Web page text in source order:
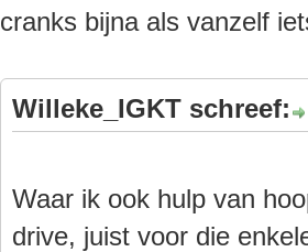
cranks bijna als vanzelf
Willeke_IGKT schreef:
Waar ik ook hulp van
drive, juist voor die